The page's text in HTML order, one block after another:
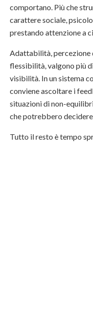
comportano. Più che
carattere sociale,
prestando attenzione a
Adattabilità, percezione
flessibilità, valgono più
visibilità. In un sistema
conviene ascoltare i
situazioni di non-
che potrebbero
Tutto il resto è tempo